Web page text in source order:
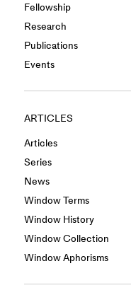
Fellowship
Research
Publications
Events
ARTICLES
Articles
Series
News
Window Terms
Window History
Window Collection
Window Aphorisms